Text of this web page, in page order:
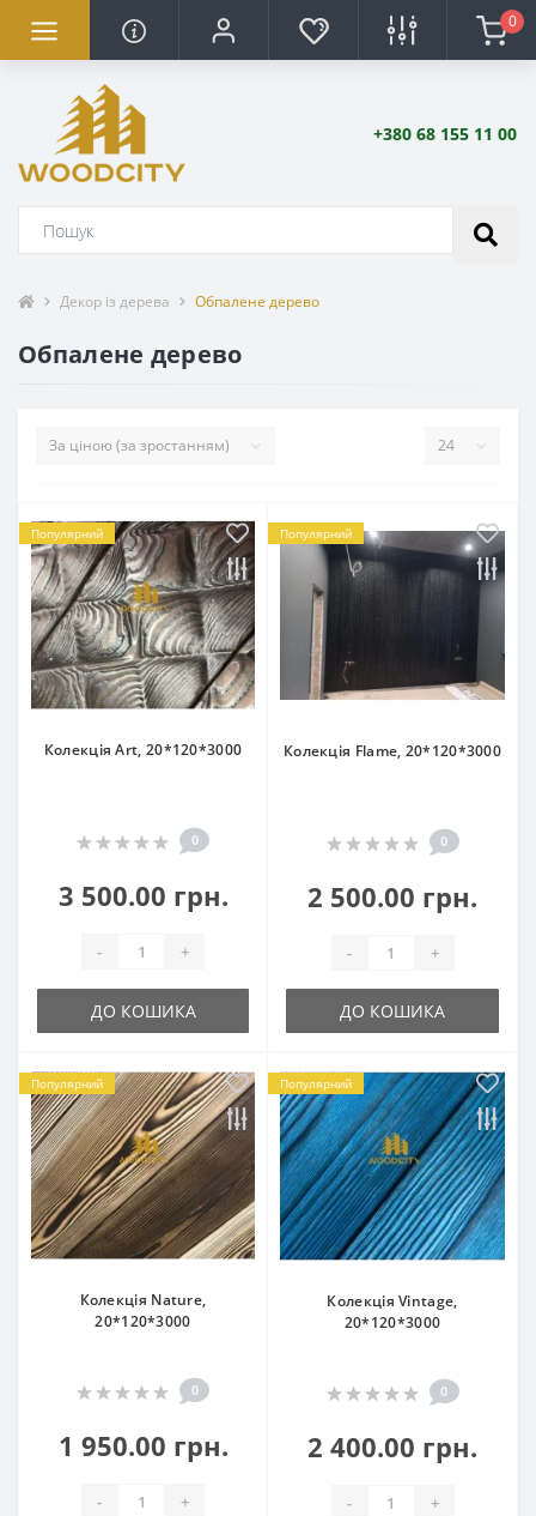
0
+380 68 155 11 00
Декор із дерева Обпалене дерево
Обпалене дерево
Популярний
Колекція Art, 20*120*3000
0
3 500.00 грн.
- +
ДО КОШИКА
Популярний
Колекція Flame, 20*120*3000
0
2 500.00 грн.
- +
ДО КОШИКА
Популярний
Колекція Nature,
20*120*3000
0
1 950.00 грн.
- +
Популярний
Колекція Vintage,
20*120*3000
0
2 400.00 грн.
- +